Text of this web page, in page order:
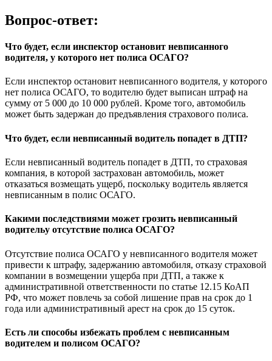
Вопрос-ответ:
Что будет, если инспектор остановит невписанного
водителя, у которого нет полиса ОСАГО?
Если инспектор остановит невписанного водителя, у которого
нет полиса ОСАГО, то водителю будет выписан штраф на
сумму от 5 000 до 10 000 рублей. Кроме того, автомобиль
может быть задержан до предъявления страхового полиса.
Что будет, если невписанный водитель попадет в ДТП?
Если невписанный водитель попадет в ДТП, то страховая
компания, в которой застрахован автомобиль, может
отказаться возмещать ущерб, поскольку водитель является
невписанным в полис ОСАГО.
Какими последствиями может грозить невписанный
водительу отсутствие полиса ОСАГО?
Отсутствие полиса ОСАГО у невписанного водителя может
привести к штрафу, задержанию автомобиля, отказу страховой
компании в возмещении ущерба при ДТП, а также к
административной ответственности по статье 12.15 КоАП
РФ, что может повлечь за собой лишение прав на срок до 1
года или административный арест на срок до 15 суток.
Есть ли способы избежать проблем с невписанным
водителем и полисом ОСАГО?